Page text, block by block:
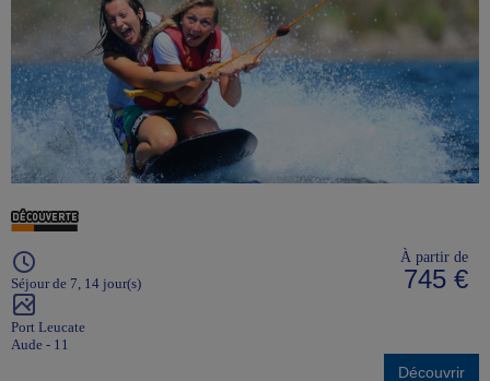
Séjour de 7, 14 jour(s)
Port Leucate
Aude - 11
À partir de
745 €
Découvrir